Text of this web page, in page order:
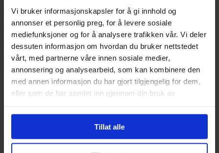
Vi bruker informasjonskapsler for å gi innhold og
annonser et personlig preg, for å levere sosiale
mediefunksjoner og for å analysere trafikken vår. Vi deler
dessuten informasjon om hvordan du bruker nettstedet
vårt, med partnerne våre innen sosiale medier,
annonsering og analysearbeid, som kan kombinere den
med annen informasjon du har gjort tilgjengelig for dem,
eller som de har samlet inn gjennom din bruk av
Tillat alle
Serie
Sunburn
Forfattere
Andi Watson,Christian
Ward,Jamie Mckelvie,
Kieron Gillen,Nathan
EdmondsonogSimon
Gane
Illustratør
Antall Sider